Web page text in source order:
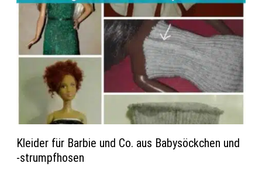
Kleider für Barbie und Co. aus Babysöckchen und
-strumpfhosen